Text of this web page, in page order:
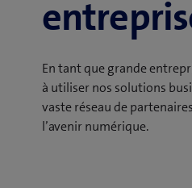
En tant que grande
à utiliser nos solutions
vaste réseau de
l’avenir numérique.